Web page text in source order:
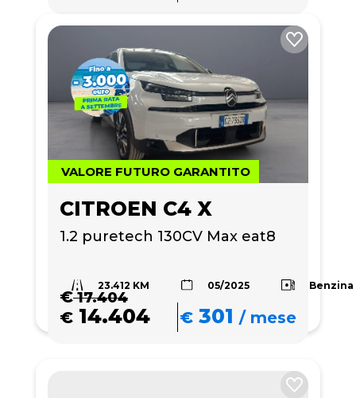
VALORE FUTURO GARANTITO
CITROEN C4 X
1.2 puretech 130CV Max eat8
23.412 KM 05/2025 Benzina
€17.404
€ 14.404 € 301 /mese